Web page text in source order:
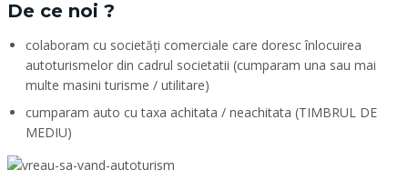
De ce noi ?
colaboram cu societăți comerciale care doresc înlocuirea
autoturismelor din cadrul societatii (cumparam una sau mai
multe masini turisme / utilitare)
cumparam auto cu taxa achitata / neachitata (TIMBRUL DE
MEDIU)